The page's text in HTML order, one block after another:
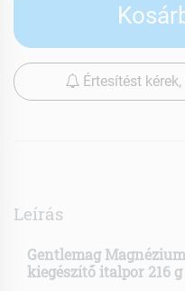
Értesítést
Leírás
Gentlemag
kiegészítő italpor 216 g